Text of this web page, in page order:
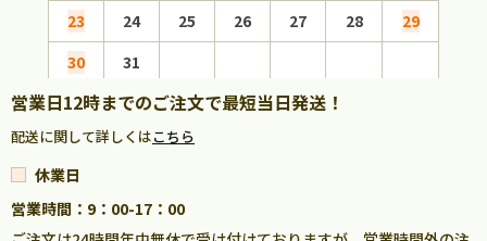
23
24 25 26 27 28
29
30
31
営業日12時までのご注文で最短当日発送！
配送に関して詳しくはこちら
休業日
営業時間：9：00-17：00